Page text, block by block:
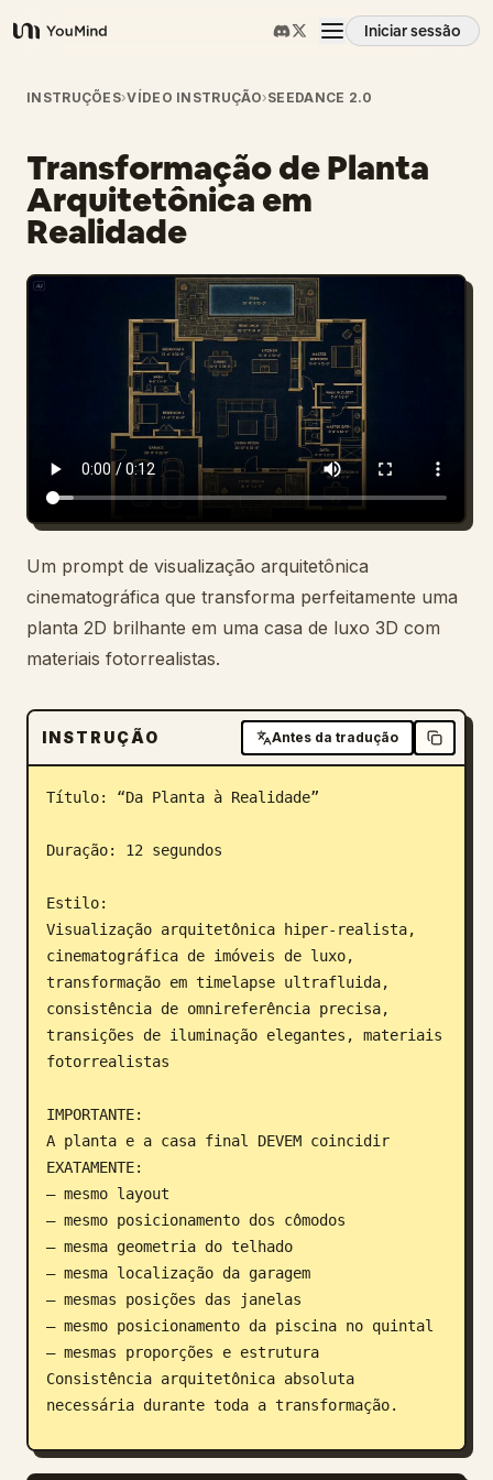
YouMind
Iniciar sessão
Visão geral
Casos de uso
Habilidades
Blogue
Atualizações
INSTRUÇÕES›VÍDEO INSTRUÇÃO›SEEDANCE 2.0
Transformação de Planta
Arquitetônica em
Realidade
Um prompt de visualização arquitetônica
cinematográfica que transforma perfeitamente uma
planta 2D brilhante em uma casa de luxo 3D com
materiais fotorrealistas.
INSTRUÇÃO Antes da tradução
Título: “Da Planta à Realidade”
Duração: 12 segundos
Estilo:
Visualização arquitetônica hiper-realista,
cinematográfica de imóveis de luxo,
transformação em timelapse ultrafluida,
consistência de omnireferência precisa,
transições de iluminação elegantes, materiais
fotorrealistas
IMPORTANTE:
A planta e a casa final DEVEM coincidir
EXATAMENTE:
— mesmo layout
— mesmo posicionamento dos cômodos
— mesma geometria do telhado
— mesma localização da garagem
— mesmas posições das janelas
— mesmo posicionamento da piscina no quintal
— mesmas proporções e estrutura
Consistência arquitetônica absoluta
necessária durante toda a transformação.
Câmera: